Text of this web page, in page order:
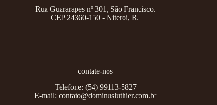
Rua Guararapes nº 301, São Francisco.
CEP 24360-150 - Niterói, RJ
contate-nos
Telefone: (54) 99113-5827
E-mail:contato@dominusluthier.com.br